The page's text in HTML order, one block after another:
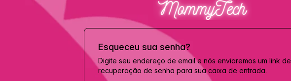
Esqueceu sua senha?
Digite seu endereço de email e nós enviaremos um link de
recuperação de senha para sua caixa de entrada.